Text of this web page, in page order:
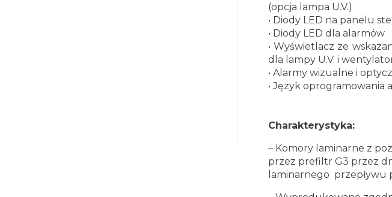
(opcja lampa U.V.)
• Diody LED na panelu
• Diody LED dla alarmów
• Wyświetlacz ze
dla lampy U.V. i
• Alarmy wizualne i
•Język oprogramowania
Charakterystyka:
– Komory laminarne z
przez prefiltr G3 przez
laminarnego przepływu